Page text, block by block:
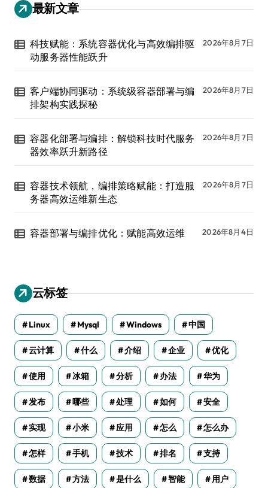
最新文章
科技赋能：系统容器优化与高效编排驱
动服务器性能跃升
2026年8月7日
客户端协同驱动：系统级容器部署与编
排架构实践探秘
2026年8月7日
容器化部署与编排：解锁科技时代服务
器效率跃升新路径
2026年8月7日
容器技术领航，编排策略赋能：打造服
务器高效运维新生态
2026年8月7日
容器部署与编排优化：赋能高效运维 2026年8月4日
云标签
Linux Mysql Windows 中国
云计算 什么 介绍 企业 优化
使用 冰箱 分析 办法 华为
发布 哪些 处理 如何 安全
实现 小米 应用 怎么 怎么办
怎样 手机 技术 排名 支持
数据 方法 是什么 智能 用户